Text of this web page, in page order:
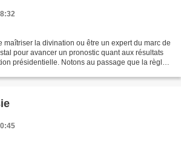
maîtriser la divination ou être un expert du marc de
pour avancer un pronostic quant aux résultats
présidentielle. Notons au passage que la règle